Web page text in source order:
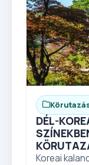
DÉL-
Koreai